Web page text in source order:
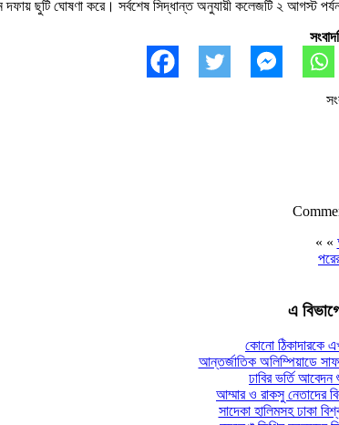
ছুটি ঘোষণা করে। সর্বশেষ সিদ্ধান্ত অনুযায়ী কলেজটি ২ আগস্ট
« «
এ
কোনো ঠিকাদারকে
আন্তর্জাতিক অলিম্পিয়াডে
ঢাবির ভর্তি
আম্মার ও রাকসু নেতাদের
সাদেকা হালিমসহ ঢাকা